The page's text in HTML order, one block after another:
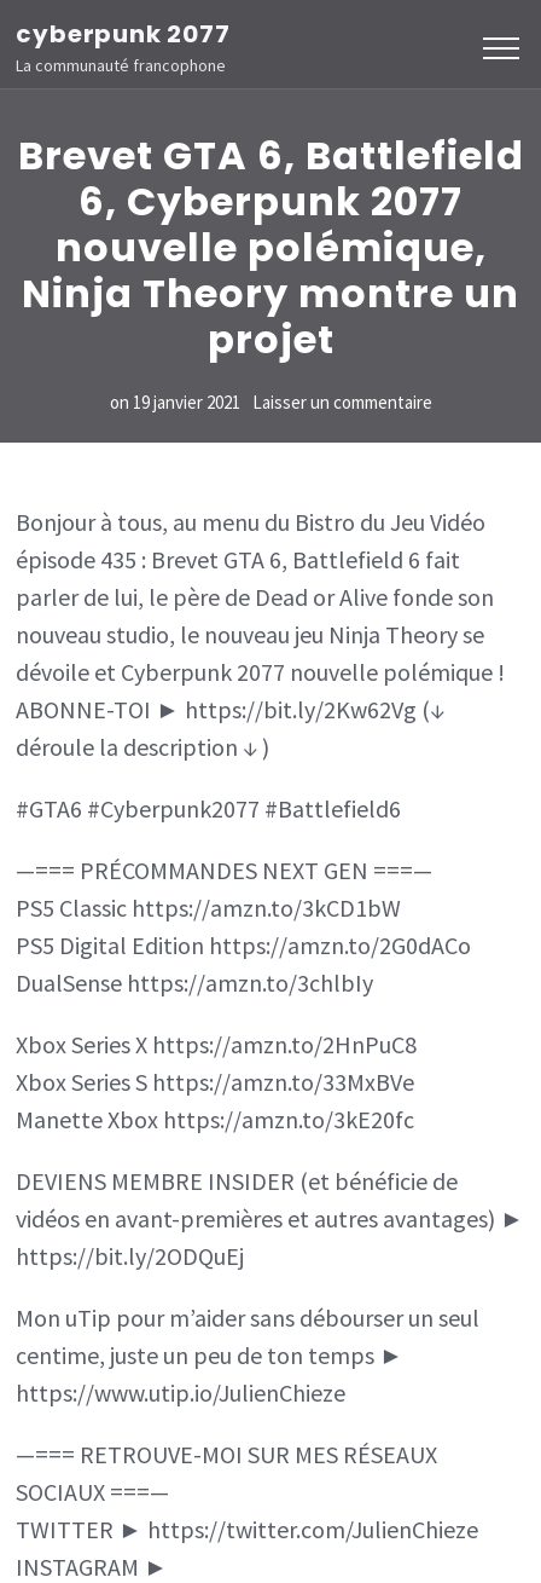
au
contenu
Entrée)
cyberpunk 2077
La communauté francophone
Brevet GTA 6, Battlefield
6, Cyberpunk 2077
nouvelle polémique,
Ninja Theory montre un
projet
on 19 janvier 2021 Laisser un commentairesur
Brevet
6,
Battlefield
6,
Cyberpunk
2077
nouvelle
projet
Bonjour à tous, au menu du Bistro du Jeu Vidéo
épisode 435 : Brevet GTA 6, Battlefield 6 fait
parler de lui, le père de Dead or Alive fonde son
nouveau studio, le nouveau jeu Ninja Theory se
dévoile et Cyberpunk 2077 nouvelle polémique !
ABONNE-TOI ► https://bit.ly/2Kw62Vg (↓
déroule la description ↓ )
#GTA6 #Cyberpunk2077 #Battlefield6
—=== PRÉCOMMANDES NEXT GEN ===—
PS5 Classic https://amzn.to/3kCD1bW
PS5 Digital Edition https://amzn.to/2G0dACo
DualSense https://amzn.to/3chlbIy
Xbox Series X https://amzn.to/2HnPuC8
Xbox Series S https://amzn.to/33MxBVe
Manette Xbox https://amzn.to/3kE20fc
DEVIENS MEMBRE INSIDER (et bénéficie de
vidéos en avant-premières et autres avantages) ►
https://bit.ly/2ODQuEj
Mon uTip pour m’aider sans débourser un seul
centime, juste un peu de ton temps ►
https://www.utip.io/JulienChieze
—=== RETROUVE-MOI SUR MES RÉSEAUX
SOCIAUX ===—
TWITTER ► https://twitter.com/JulienChieze
INSTAGRAM ►